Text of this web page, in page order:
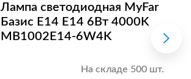
Лампа светодиодная MyFar
Базис E14 E14 6Вт 4000K
MB1002E14-6W4K
На складе 500 шт.